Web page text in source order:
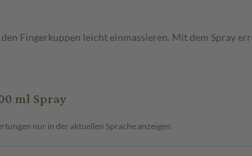
Fingerkuppen leicht einmassieren. Mit dem Spray
ml Spray
nur in der aktuellen Sprache anzeigen.